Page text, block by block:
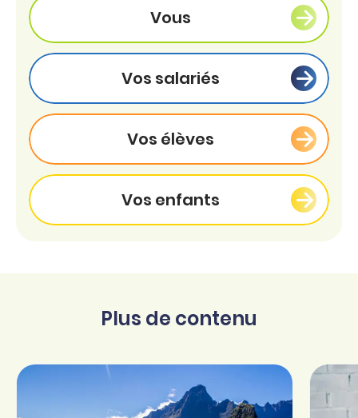
Vous
Vos salariés
Vos élèves
Vos enfants
Plus de contenu